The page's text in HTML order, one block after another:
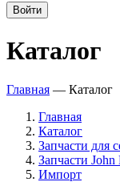
Войти
Каталог
Главная — Каталог
Главная
Каталог
Запчасти для
Запчасти John
Импорт